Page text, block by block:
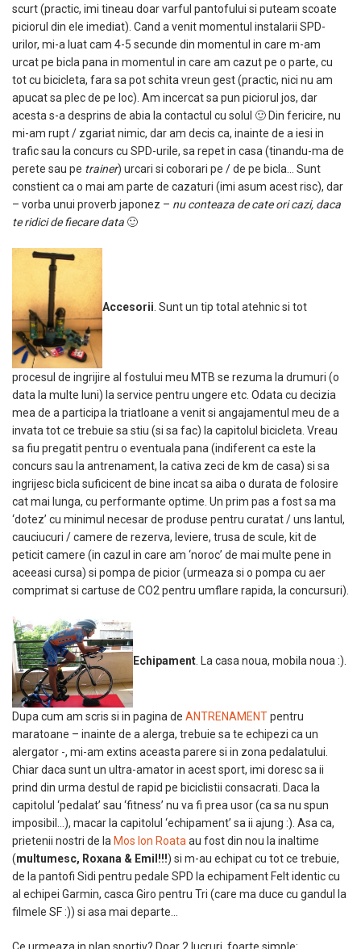
scurt (practic, imi tineau doar varful pantofului si puteam scoate
piciorul din ele imediat). Cand a venit momentul instalarii SPD-
urilor, mi-a luat cam 4-5 secunde din momentul in care m-am
urcat pe bicla pana in momentul in care am cazut pe o parte, cu
tot cu bicicleta, fara sa pot schita vreun gest (practic, nici nu am
apucat sa plec de pe loc). Am incercat sa pun piciorul jos, dar
acesta s-a desprins de abia la contactul cu solul 🙂 Din fericire, nu
mi-am rupt / zgariat nimic, dar am decis ca, inainte de a iesi in
trafic sau la concurs cu SPD-urile, sa repet in casa (tinandu-ma de
perete sau pe trainer) urcari si coborari pe / de pe bicla… Sunt
constient ca o mai am parte de cazaturi (imi asum acest risc), dar
– vorba unui proverb japonez – nu conteaza de cate ori cazi, daca
te ridici de fiecare data🙂
Accesorii. Sunt un tip total atehnic si tot
procesul de ingrijire al fostului meu MTB se rezuma la drumuri (o
data la multe luni) la service pentru ungere etc. Odata cu decizia
mea de a participa la triatloane a venit si angajamentul meu de a
invata tot ce trebuie sa stiu (si sa fac) la capitolul bicicleta. Vreau
sa fiu pregatit pentru o eventuala pana (indiferent ca este la
concurs sau la antrenament, la cativa zeci de km de casa) si sa
ingrijesc bicla suficicent de bine incat sa aiba o durata de folosire
cat mai lunga, cu performante optime. Un prim pas a fost sa ma
‘dotez’ cu minimul necesar de produse pentru curatat / uns lantul,
cauciucuri / camere de rezerva, leviere, trusa de scule, kit de
peticit camere (in cazul in care am ‘noroc’ de mai multe pene in
aceeasi cursa) si pompa de picior (urmeaza si o pompa cu aer
comprimat si cartuse de CO2 pentru umflare rapida, la concursuri).
Echipament. La casa noua, mobila noua :).
Dupa cum am scris si in pagina de ANTRENAMENTpentru
maratoane – inainte de a alerga, trebuie sa te echipezi ca un
alergator -, mi-am extins aceasta parere si in zona pedalatului.
Chiar daca sunt un ultra-amator in acest sport, imi doresc sa ii
prind din urma destul de rapid pe biciclistii consacrati. Daca la
capitolul ‘pedalat’ sau ‘fitness’ nu va fi prea usor (ca sa nu spun
imposibil…), macar la capitolul ‘echipament’ sa ii ajung :). Asa ca,
prietenii nostri de la Mos Ion Roata au fost din nou la inaltime
(multumesc, Roxana & Emil!!!) si m-au echipat cu tot ce trebuie,
de la pantofi Sidi pentru pedale SPD la echipament Felt identic cu
al echipei Garmin, casca Giro pentru Tri (care ma duce cu gandul la
filmele SF :)) si asa mai departe…